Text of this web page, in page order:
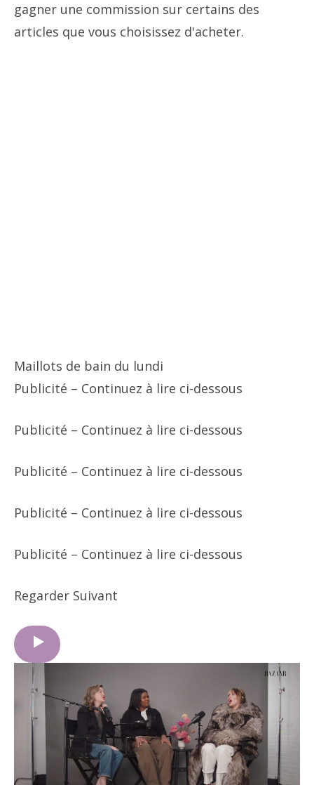
gagner une commission sur certains des
articles que vous choisissez d'acheter.
Maillots de bain du lundi
Publicité – Continuez à lire ci-dessous
Publicité – Continuez à lire ci-dessous
Publicité – Continuez à lire ci-dessous
Publicité – Continuez à lire ci-dessous
Publicité – Continuez à lire ci-dessous
Regarder Suivant